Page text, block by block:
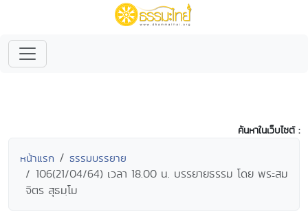
ค้นหาในเว็บไซต์ :
หน้าแรก ธรรมบรรยาย
106(21/04/64) เวลา 18.00 น. บรรยายธรรม โดย พระสม
จิตร สุธมฺโม